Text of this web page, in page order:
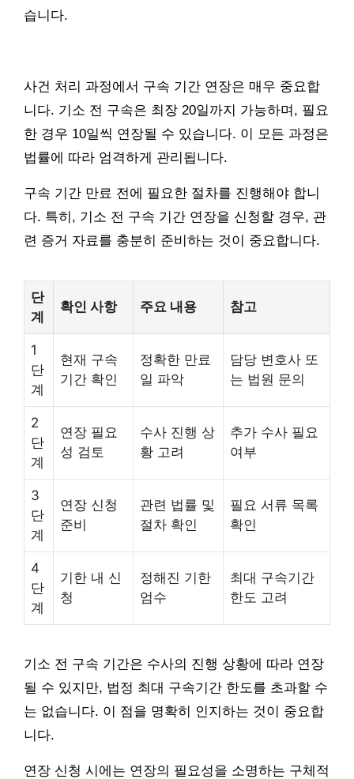
습니다.
사건 처리 과정에서 구속 기간 연장은 매우 중요합
니다. 기소 전 구속은 최장 20일까지 가능하며, 필요
한 경우 10일씩 연장될 수 있습니다. 이 모든 과정은
법률에 따라 엄격하게 관리됩니다.
구속 기간 만료 전에 필요한 절차를 진행해야 합니
다. 특히, 기소 전 구속 기간 연장을 신청할 경우, 관
련 증거 자료를 충분히 준비하는 것이 중요합니다.
단
계
확인 사항 주요 내용 참고
1
단
계
현재 구속
기간 확인
정확한 만료
일 파악
담당 변호사 또
는 법원 문의
2
단
계
연장 필요
성 검토
수사 진행 상
황 고려
추가 수사 필요
여부
3
단
계
연장 신청
준비
관련 법률 및
절차 확인
필요 서류 목록
확인
4
단
계
기한 내 신
청
정해진 기한
엄수
최대 구속기간
한도 고려
기소 전 구속 기간은 수사의 진행 상황에 따라 연장
될 수 있지만, 법정 최대 구속기간 한도를 초과할 수
는 없습니다. 이 점을 명확히 인지하는 것이 중요합
니다.
연장 신청 시에는 연장의 필요성을 소명하는 구체적